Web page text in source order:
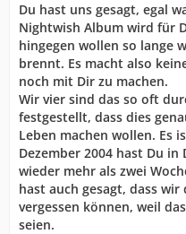
Du hast uns gesagt, egal
Nightwish Album wird für
hingegen wollen so lange
brennt. Es macht also
noch mit Dir zu machen.
Wir vier sind das so oft
festgestellt, dass dies
Leben machen wollen. Es
Dezember 2004 hast Du
wieder mehr als zwei
hast auch gesagt, dass wir
vergessen können, weil
seien.